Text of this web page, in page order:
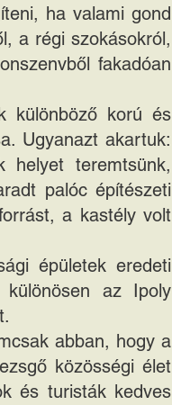
ha valami gond
a régi szokásokról,
fakadóan
különböző korú és
Ugyanazt akartuk:
helyet teremtsünk,
palóc építészeti
a kastély volt
épületek eredeti
különösen az Ipoly
abban, hogy a
közösségi élet
és turisták kedves